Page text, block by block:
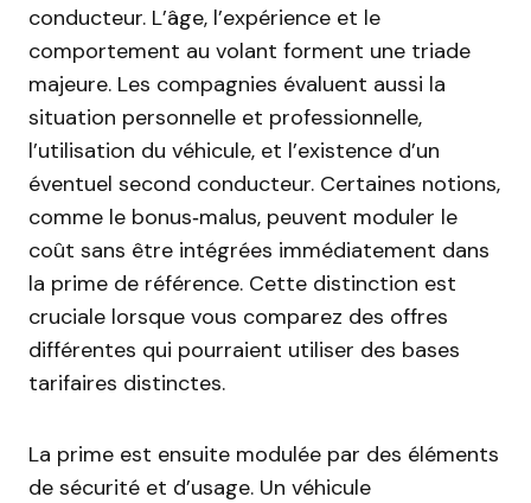
conducteur. L’âge, l’expérience et le
comportement au volant forment une triade
majeure. Les compagnies évaluent aussi la
situation personnelle et professionnelle,
l’utilisation du véhicule, et l’existence d’un
éventuel second conducteur. Certaines notions,
comme le bonus‑malus, peuvent moduler le
coût sans être intégrées immédiatement dans
la prime de référence. Cette distinction est
cruciale lorsque vous comparez des offres
différentes qui pourraient utiliser des bases
tarifaires distinctes.
La prime est ensuite modulée par des éléments
de sécurité et d’usage. Un véhicule